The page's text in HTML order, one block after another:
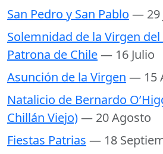
San Pedro y San Pablo — 29
Solemnidad de la Virgen
Patrona de Chile— 16 Julio
Asunción de la Virgen — 15
Natalicio de Bernardo
Chillán Viejo)— 20 Agosto
Fiestas Patrias — 18